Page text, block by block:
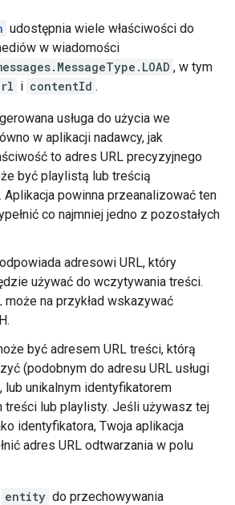
udostępnia wiele właściwości do
w wiadomości
, w tym
i contentId .
usługa do użycia we
w aplikacji nadawcy, jak
to adres URL precyzyjnego
być playlistą lub treścią
Aplikacja powinna przeanalizować ten
co najmniej jedno z pozostałych
odpowiada adresowi URL, który
używać do wczytywania treści.
może na przykład wskazywać
być adresem URL treści, którą
(podobnym do adresu URL usługi
lub unikalnym identyfikatorem
treści lub playlisty. Jeśli używasz tej
identyfikatora, Twoja aplikacja
adres URL odtwarzania w polu
entity do przechowywania